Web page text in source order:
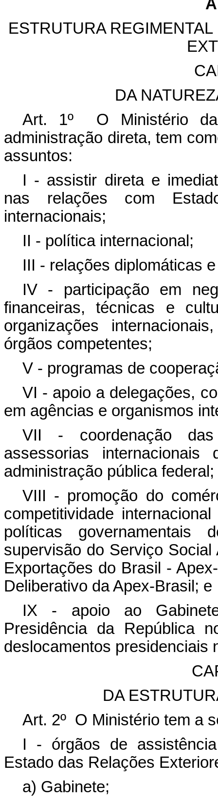
ESTRUTURA
DA
Art. 1º O Ministério
administração direta, tem
assuntos:
I - assistir direta e
nas relações com
internacionais;
II - política internacional;
III - relações diplomáticas
IV - participação em
financeiras, técnicas e
organizações
órgãos competentes;
V - programas de
VI - apoio a delegações,
em agências e organismos
VII - coordenação das
assessorias
administração pública federal;
VIII - promoção do
competitividade
políticas
supervisão do Serviço
Exportações do Brasil -
Deliberativo da Apex-Brasil; e
IX - apoio ao
Presidência da República
deslocamentos presidenciais
DA
Art. 2º O Ministério tem a
I - órgãos de
Estado das Relações
a) Gabinete;